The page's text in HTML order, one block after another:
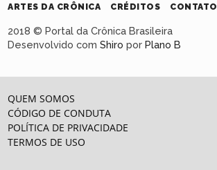
ARTES DA CRÔNICA
CRÉDITOS CONTATO
2018 © Portal da Crônica Brasileira
Desenvolvido comShiro porPlano B
QUEM SOMOS
CÓDIGO DE CONDUTA
POLÍTICA DE PRIVACIDADE
TERMOS DE USO